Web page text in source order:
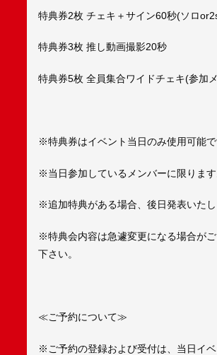
特典券2枚 チェキ＋サイン60秒(ソロ
特典券3枚 推し動画撮影20秒
特典券5枚 全員集合ワイドチェキ(参加
※特典券はイベント当日のみ使用可能で
※当日参加しているメンバーに限ります
※追加特典がある場合、後日発表いたし
※特典会内容は急遽変更になる場合が
下さい。
≪ご予約について≫
※ご予約の登録および受付は、当日イ